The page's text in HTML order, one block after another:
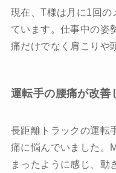
現在、T様は月に1回の
ています。仕事中の姿
痛だけでなく肩こりや
運転手の腰痛が改善
長距離トラックの運転
痛に悩んでいました。
まったように感じ、動